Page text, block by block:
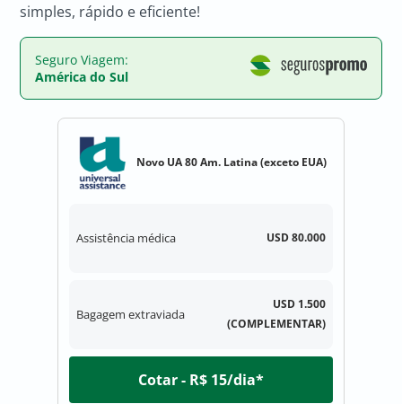
simples, rápido e eficiente!
Seguro Viagem:
América do Sul
Novo UA 80 Am. Latina (exceto EUA)
Assistência médica USD 80.000
Bagagem extraviada
USD 1.500
(COMPLEMENTAR)
Cotar - R$ 15/dia*